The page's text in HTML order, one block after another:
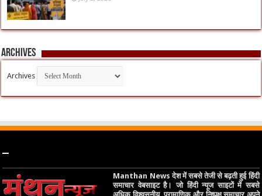
Archives
Archives
–
Manthan News देश में सबसे तेजी से बढ़ती हुई हिंदी
समाचार वेबसाइट है। जो हिंदी न्यूज साइटों में सबसे